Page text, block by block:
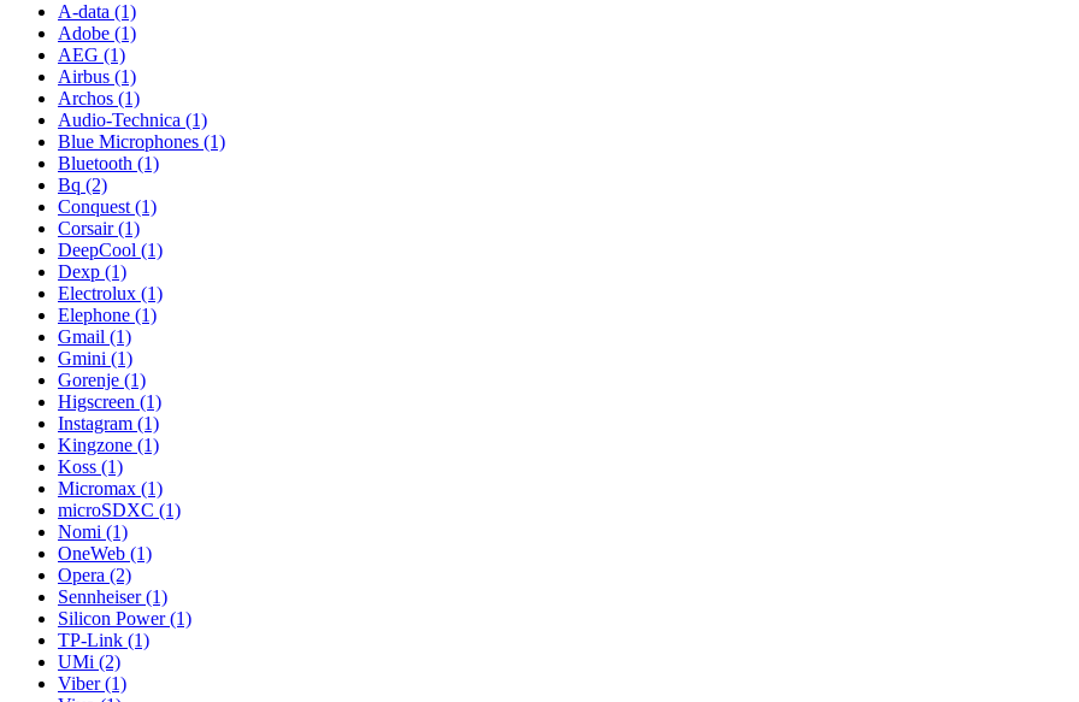
A-data (1)
Adobe (1)
AEG (1)
Airbus (1)
Archos (1)
Audio-Technica (1)
Blue Microphones (1)
Bluetooth (1)
Bq (2)
Conquest (1)
Corsair (1)
DeepCool (1)
Dexp (1)
Electrolux (1)
Elephone (1)
Gmail (1)
Gmini (1)
Gorenje (1)
Higscreen (1)
Instagram (1)
Kingzone (1)
Koss (1)
Micromax (1)
microSDXC (1)
Nomi (1)
OneWeb (1)
Opera (2)
Sennheiser (1)
Silicon Power (1)
TP-Link (1)
UMi (2)
Viber (1)